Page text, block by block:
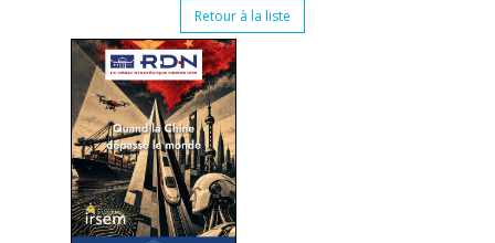
Retour à la liste